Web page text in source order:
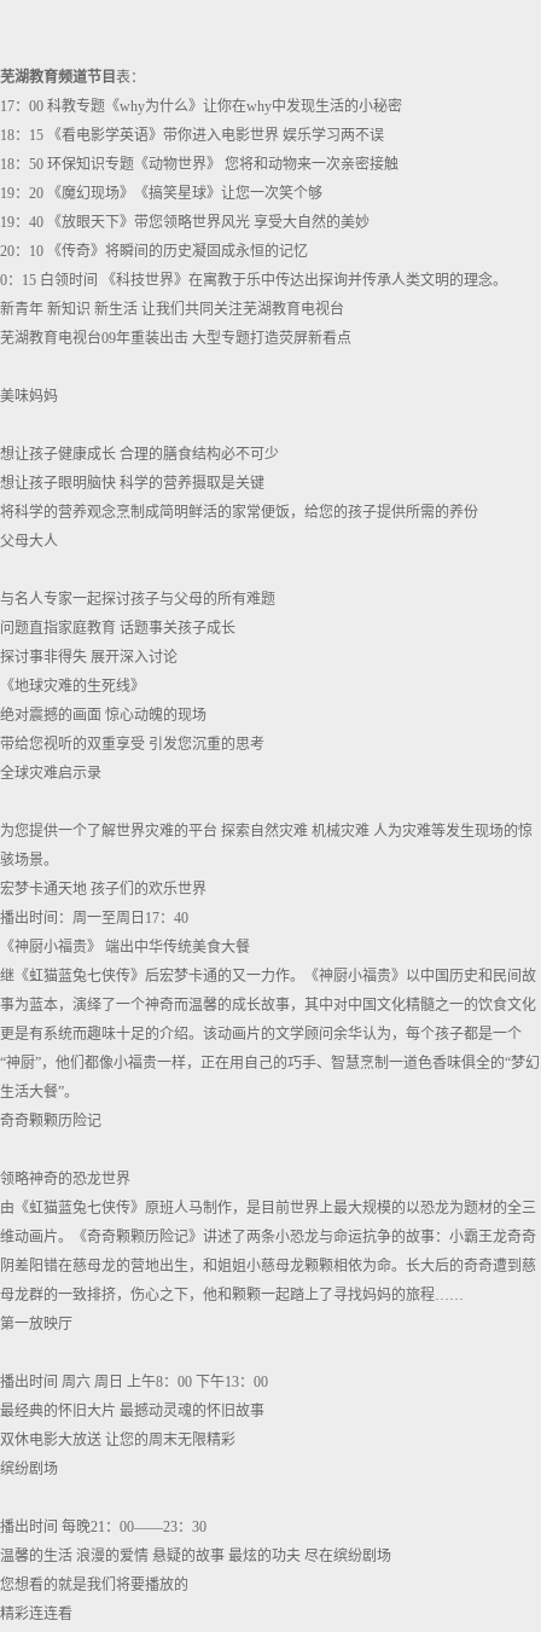
芜湖教育频道节目 表：
17：00 科教专题《why为什么》让你在why中发现生活的小秘密
18：15 《看电影学英语》带你进入电影世界 娱乐学习两不误
18：50 环保知识专题《动物世界》 您将和动物来一次亲密接触
19：20 《魔幻现场》《搞笑星球》让您一次笑个够
19：40 《放眼天下》带您领略世界风光 享受大自然的美妙
20：10 《传奇》将瞬间的历史凝固成永恒的记忆
0：15 白领时间 《科技世界》在寓教于乐中传达出探询并传承人类文明的理念。
新青年 新知识 新生活 让我们共同关注芜湖教育电视台
芜湖教育电视台09年重装出击 大型专题打造荧屏新看点
美味妈妈
想让孩子健康成长 合理的膳食结构必不可少
想让孩子眼明脑快 科学的营养摄取是关键
将科学的营养观念烹制成简明鲜活的家常便饭，给您的孩子提供所需的养份
父母大人
与名人专家一起探讨孩子与父母的所有难题
问题直指家庭教育 话题事关孩子成长
探讨事非得失 展开深入讨论
《地球灾难的生死线》
绝对震撼的画面 惊心动魄的现场
带给您视听的双重享受 引发您沉重的思考
全球灾难启示录
为您提供一个了解世界灾难的平台 探索自然灾难 机械灾难 人为灾难等发生现场的惊
骇场景。
宏梦卡通天地 孩子们的欢乐世界
播出时间：周一至周日17：40
《神厨小福贵》 端出中华传统美食大餐
继《虹猫蓝兔七侠传》后宏梦卡通的又一力作。《神厨小福贵》以中国历史和民间故
事为蓝本，演绎了一个神奇而温馨的成长故事，其中对中国文化精髓之一的饮食文化
更是有系统而趣味十足的介绍。该动画片的文学顾问余华认为，每个孩子都是一个
“神厨”，他们都像小福贵一样，正在用自己的巧手、智慧烹制一道色香味俱全的“梦幻
生活大餐”。
奇奇颗颗历险记
领略神奇的恐龙世界
由《虹猫蓝兔七侠传》原班人马制作，是目前世界上最大规模的以恐龙为题材的全三
维动画片。《奇奇颗颗历险记》讲述了两条小恐龙与命运抗争的故事：小霸王龙奇奇
阴差阳错在慈母龙的营地出生，和姐姐小慈母龙颗颗相依为命。长大后的奇奇遭到慈
母龙群的一致排挤，伤心之下，他和颗颗一起踏上了寻找妈妈的旅程……
第一放映厅
播出时间 周六 周日 上午8：00 下午13：00
最经典的怀旧大片 最撼动灵魂的怀旧故事
双休电影大放送 让您的周末无限精彩
缤纷剧场
播出时间 每晚21：00——23：30
温馨的生活 浪漫的爱情 悬疑的故事 最炫的功夫 尽在缤纷剧场
您想看的就是我们将要播放的
精彩连连看